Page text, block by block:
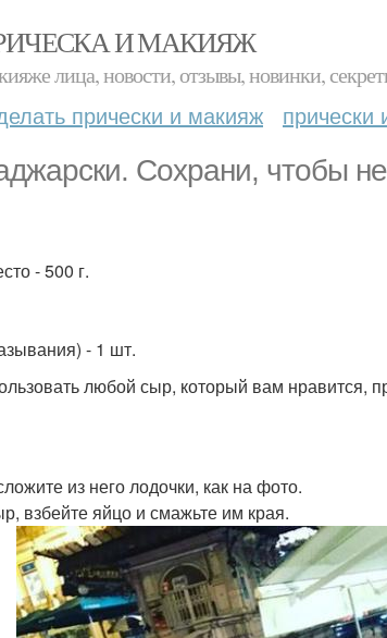
И МАКИЯЖ
лица, новости, отзывы, новинки,
прически и макияж
Сохрани, чтобы
- 500 г.
- 1 шт.
любой сыр, который вам нравится,
из него лодочки, как на фото.
взбейте яйцо и смажьте им края.